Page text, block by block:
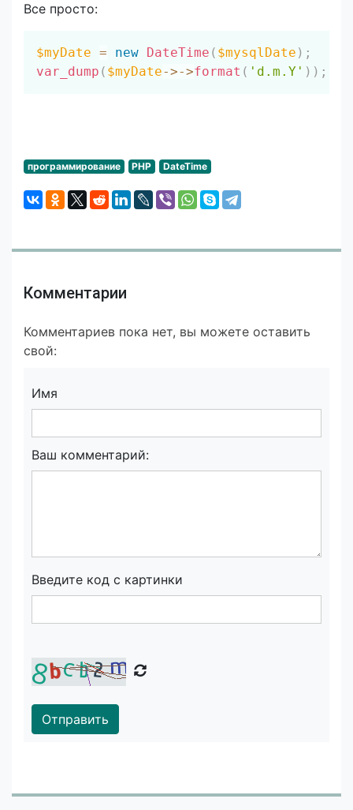
Все просто:
$myDate = new DateTime ( $mysqlDate ) ;
var_dump ( $myDate->->format ( 'd.m.Y' ) ) ;
Скопировать
программирование PHP DateTime
Комментарии
Комментариев пока нет, вы можете оставить
свой:
Имя
Ваш комментарий:
Введите код с картинки
Отправить